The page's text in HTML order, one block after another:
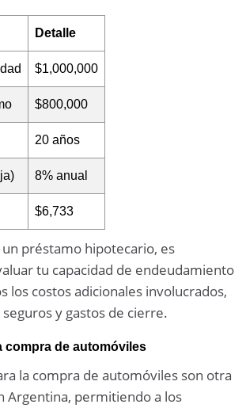
Detalle
$1,000,000
$800,000
20 años
8% anual
$6,733
préstamo hipotecario, es
tu capacidad de endeudamiento
los costos adicionales involucrados,
y gastos de cierre.
compra de automóviles
la compra de automóviles son otra
Argentina, permitiendo a los